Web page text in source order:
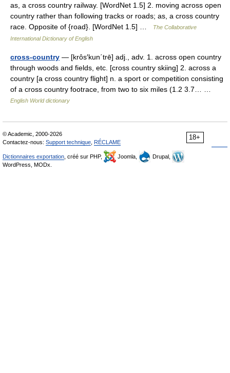
as, a cross country railway. [WordNet 1.5] 2. moving across open
country rather than following tracks or roads; as, a cross country
race. Opposite of {road}. [WordNet 1.5] …
The Collaborative
International Dictionary of English
cross-country — [krôs′kun΄trē] adj., adv. 1. across open country
through woods and fields, etc. [cross country skiing] 2. across a
country [a cross country flight] n. a sport or competition consisting
of a cross country footrace, from two to six miles (1.2 3.7… …
English World dictionary
18+
© Academic, 2000-2026
Contactez-nous: Support technique RÉCLAME
Dictionnaires exportation , créé sur PHP, Joomla,
Drupal,
WordPress, MODx.